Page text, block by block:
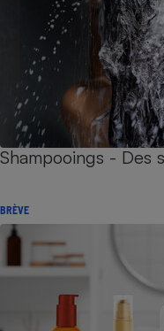
Shampooings - Des
BRÈVE